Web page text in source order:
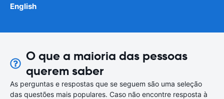
English
O que a maioria das pessoas
querem saber
As perguntas e respostas que se seguem são uma seleção
das questões mais populares. Caso não encontre resposta à